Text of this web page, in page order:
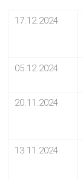
17.12.2024
05.12.2024
20.11.2024
13.11.2024